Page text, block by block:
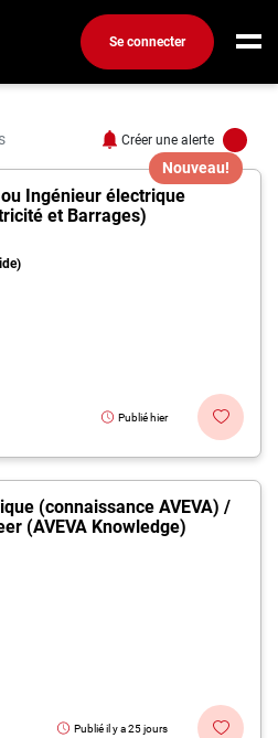
Se connecter
Créer une alerte
pour Nouveau!
Ingénieur électrique
et Barrages)
Publié hier
(connaissance AVEVA) /
(AVEVA Knowledge)
Publié il y a 25 jours